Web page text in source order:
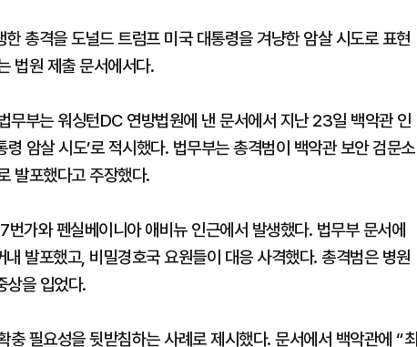
총격을 도널드 트럼프 미국 대통령을 겨냥한 암살 시도로 표현
법원 제출 문서에서다.
부는 워싱턴DC 연방법원에 낸 문서에서 지난 23일 백악관 인
암살 시도’로 적시했다. 법무부는 총격범이 백악관 보안 검문소
발포했다고 주장했다.
가와 펜실베이니아 애비뉴 인근에서 발생했다. 법무부 문서에
발포했고, 비밀경호국 요원들이 대응 사격했다. 총격범은 병원
상을 입었다.
필요성을 뒷받침하는 사례로 제시했다. 문서에서 백악관에 “최